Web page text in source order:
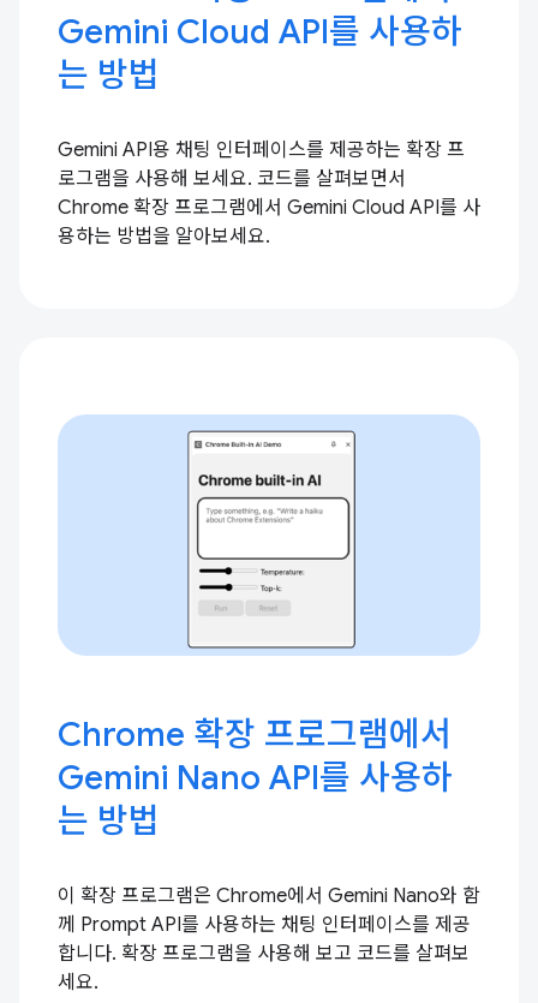
Gemini Cloud API를 사용하
는 방법
Gemini API용 채팅 인터페이스를 제공하는 확장 프
로그램을 사용해 보세요. 코드를 살펴보면서
Chrome 확장 프로그램에서 Gemini Cloud API를 사
용하는 방법을 알아보세요.
Chrome 확장 프로그램에서
Gemini Nano API를 사용하
는 방법
이 확장 프로그램은 Chrome에서 Gemini Nano와 함
께 Prompt API를 사용하는 채팅 인터페이스를 제공
합니다. 확장 프로그램을 사용해 보고 코드를 살펴보
세요.